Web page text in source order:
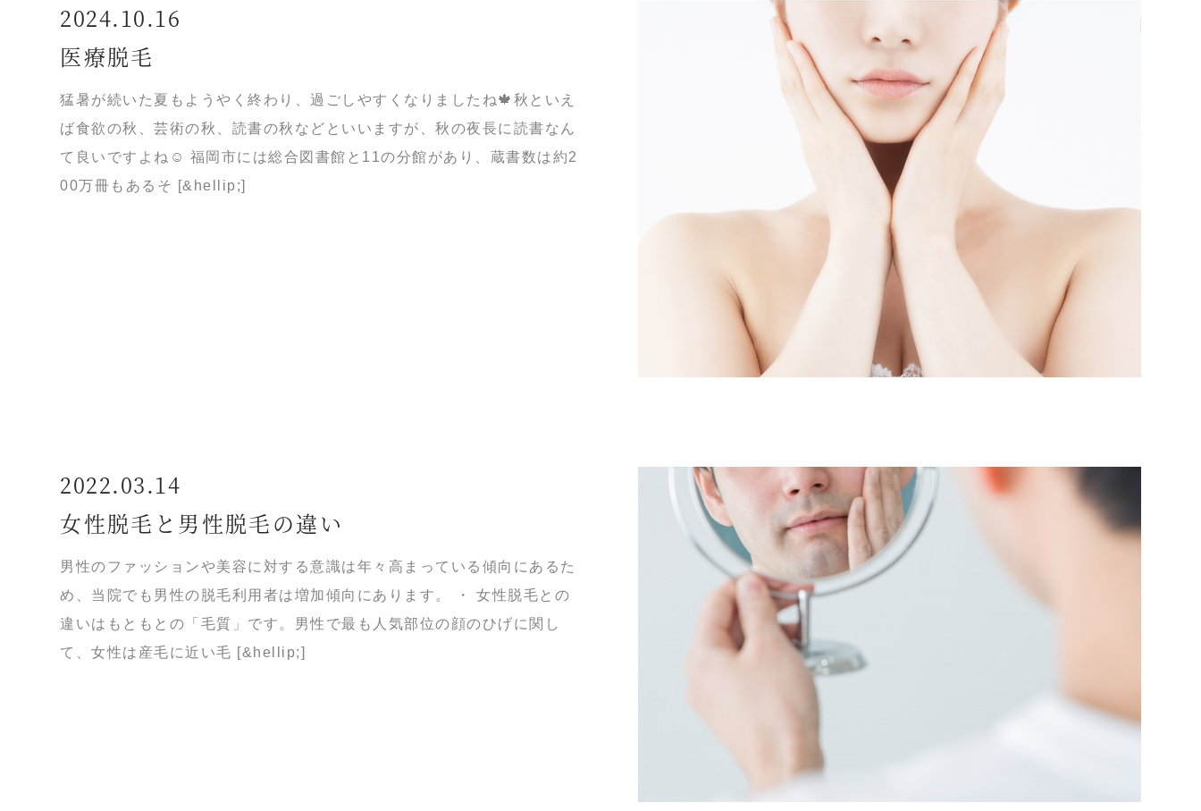
2024.10.16
医療脱毛
猛暑が続いた夏もようやく終わり、過ごしやすくなりましたね🍁秋といえ
ば食欲の秋、芸術の秋、読書の秋などといいますが、秋の夜長に読書なん
て良いですよね☺️ 福岡市には総合図書館と11の分館があり、蔵書数は約2
00万冊もあるそ [&hellip;]
2022.03.14
女性脱毛と男性脱毛の違い
男性のファッションや美容に対する意識は年々高まっている傾向にあるた
め、当院でも男性の脱毛利用者は増加傾向にあります。 ・ 女性脱毛との
違いはもともとの「毛質」です。男性で最も人気部位の顔のひげに関し
て、女性は産毛に近い毛 [&hellip;]